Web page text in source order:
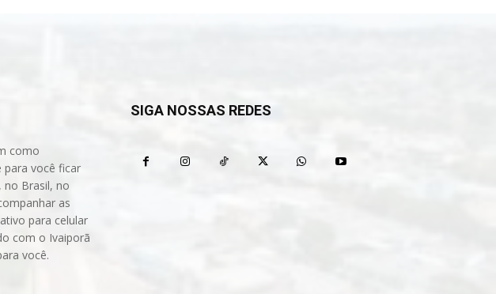
como
para você ficar
Brasil, no
as
para celular
com o Ivaiporã
você.
SIGA NOSSAS REDES